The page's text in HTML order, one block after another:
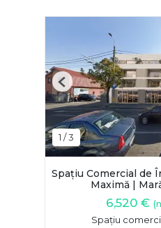
1 /3
Previous
Spațiu Comercial de
Maximă |
6,520 €
Spațiu